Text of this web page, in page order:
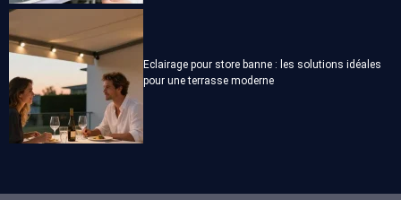
Eclairage pour store banne : les solutions idéales
pour une terrasse moderne